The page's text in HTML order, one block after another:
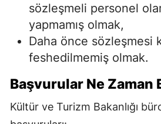
sözleşmeli personel
yapmamış olmak,
Daha önce sözleşmesi
feshedilmemiş olmak.
Başvurular Ne Zaman
Kültür ve Turizm Bakanlığı